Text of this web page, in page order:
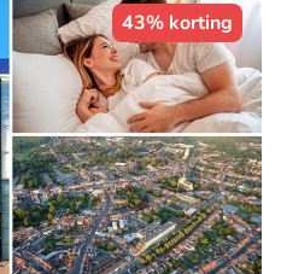
43% korting